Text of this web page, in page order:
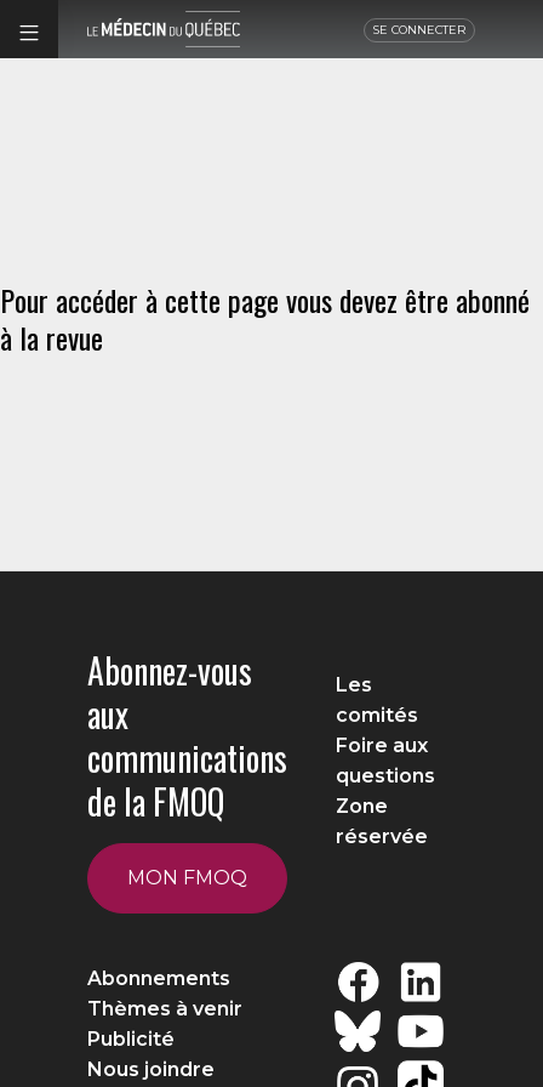
SE CONNECTER
Pour accéder à cette page vous devez être abonné
à la revue
Abonnez-vous
aux
communications
de la FMOQ
MON FMOQ
Les
comités
Foire aux
questions
Zone
réservée
Abonnements
Thèmes à venir
Publicité
Nous joindre